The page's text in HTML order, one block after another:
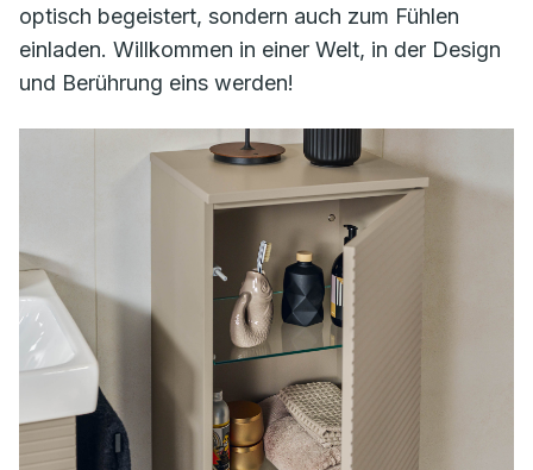
optisch begeistert, sondern auch zum Fühlen
einladen. Willkommen in einer Welt, in der Design
und Berührung eins werden!